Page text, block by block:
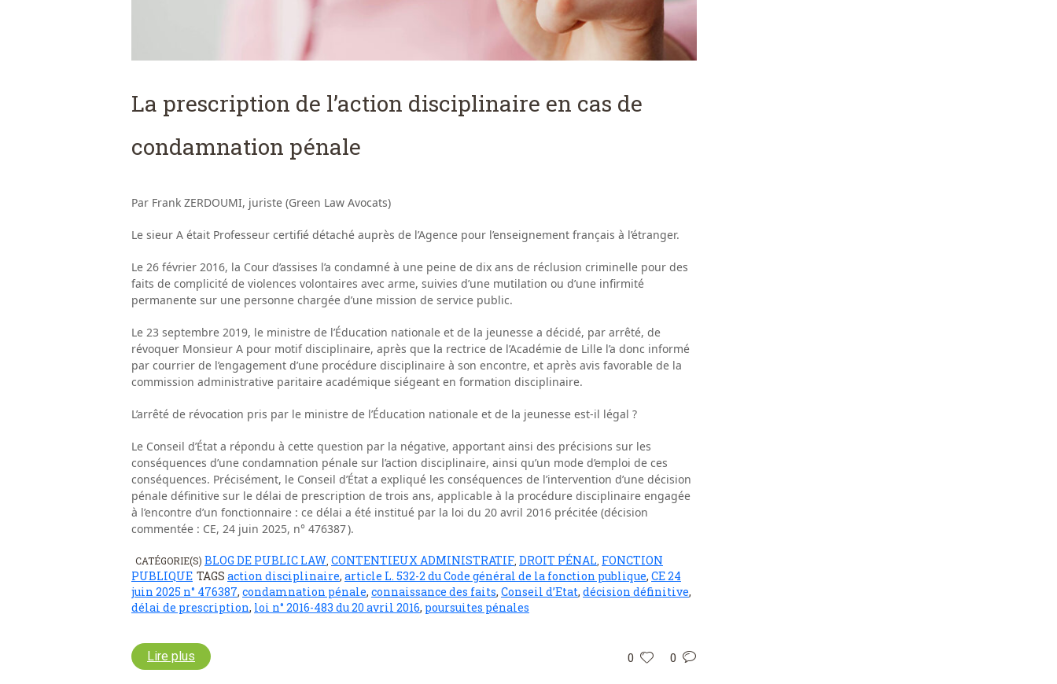
La prescription de l’action disciplinaire en cas de
condamnation pénale
Par Frank ZERDOUMI, juriste (Green Law Avocats)
Le sieur A était Professeur certifié détaché auprès de l’Agence pour l’enseignement français à l’étranger.
Le 26 février 2016, la Cour d’assises l’a condamné à une peine de dix ans de réclusion criminelle pour des
faits de complicité de violences volontaires avec arme, suivies d’une mutilation ou d’une infirmité
permanente sur une personne chargée d’une mission de service public.
Le 23 septembre 2019, le ministre de l’Éducation nationale et de la jeunesse a décidé, par arrêté, de
révoquer Monsieur A pour motif disciplinaire, après que la rectrice de l’Académie de Lille l’a donc informé
par courrier de l’engagement d’une procédure disciplinaire à son encontre, et après avis favorable de la
commission administrative paritaire académique siégeant en formation disciplinaire.
L’arrêté de révocation pris par le ministre de l’Éducation nationale et de la jeunesse est-il légal ?
Le Conseil d’État a répondu à cette question par la négative, apportant ainsi des précisions sur les
conséquences d’une condamnation pénale sur l’action disciplinaire, ainsi qu’un mode d’emploi de ces
conséquences. Précisément, le Conseil d’État a expliqué les conséquences de l’intervention d’une décision
pénale définitive sur le délai de prescription de trois ans, applicable à la procédure disciplinaire engagée
à l’encontre d’un fonctionnaire : ce délai a été institué par la loi du 20 avril 2016 précitée (décision
commentée : CE, 24 juin 2025, n° 476387 ).
CATÉGORIE(S) BLOG DE PUBLIC LAW, CONTENTIEUX ADMINISTRATIF, DROIT PÉNAL, FONCTION
PUBLIQUE TAGS action disciplinaire, article L. 532-2 du Code général de la fonction publique, CE 24
juin 2025 n° 476387, condamnation pénale, connaissance des faits, Conseil d’Etat, décision définitive,
délai de prescription, loi n° 2016-483 du 20 avril 2016, poursuites pénales
0 0
Lire plus